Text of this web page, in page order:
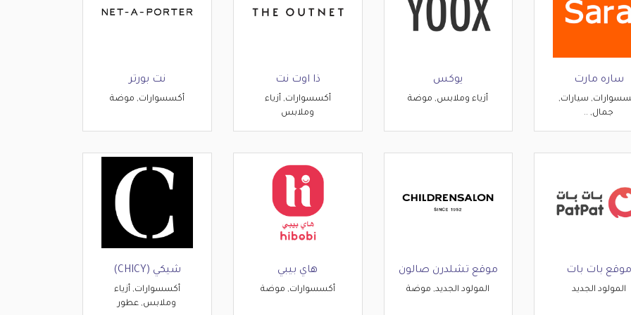
ساره مارت
سيارات,
جمال, ..
يوكس
أزياء وملابس, موضة
ذا اوت نت
أكسسوارات, أزياء
وملابس
نت بورتر
أكسسوارات, موضة
موقع بات بات
المولود الجديد
موقع تشلدرن صالون
المولود الجديد, موضة
هاي بيبي
أكسسوارات, موضة
شيكي (CHICY)
أكسسوارات, أزياء
وملابس, عطور